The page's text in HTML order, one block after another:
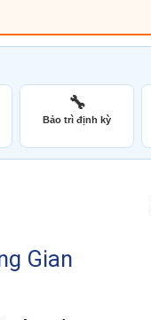
🔧
Bảo trì định kỳ
Gian